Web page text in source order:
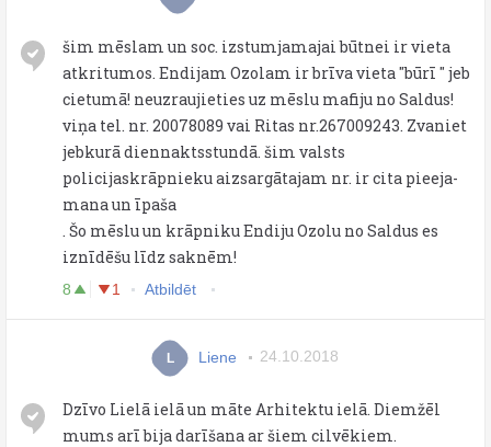
šim mēslam un soc. izstumjamajai būtnei ir vieta
atkritumos. Endijam Ozolam ir brīva vieta ''būrī '' jeb
cietumā! neuzraujieties uz mēslu mafiju no Saldus!
viņa tel. nr. 20078089 vai Ritas nr.267009243. Zvaniet
jebkurā diennaktsstundā. šim valsts
policijaskrāpnieku aizsargātajam nr. ir cita pieeja-
mana un īpaša
. Šo mēslu un krāpniku Endiju Ozolu no Saldus es
iznīdēšu līdz saknēm!
8 1 Atbildēt
L Liene 24.10.2018
Dzīvo Lielā ielā un māte Arhitektu ielā. Diemžēl
mums arī bija darīšana ar šiem cilvēkiem.